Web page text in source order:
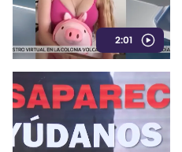
2:01